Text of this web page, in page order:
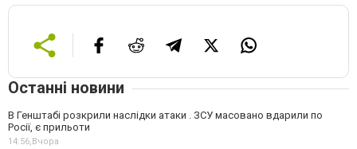
Останні новини
В Генштабі розкрили наслідки атаки . ЗСУ масовано вдарили по
Росії, є прильоти
14:56,Вчора